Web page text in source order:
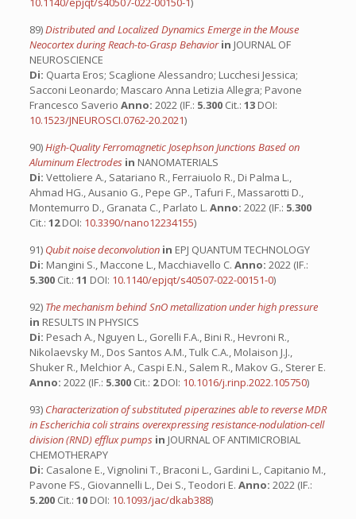
89)Distributed and Localized Dynamics Emerge in the Mouse
Neocortex during Reach-to-Grasp Behaviorin JOURNAL OF
NEUROSCIENCE
Di: Quarta Eros; Scaglione Alessandro; Lucchesi Jessica;
Sacconi Leonardo; Mascaro Anna Letizia Allegra; Pavone
Francesco Saverio Anno: 2022 (IF.: 5.300 Cit.: 13 DOI:
10.1523/JNEUROSCI.0762-20.2021)
90)High-Quality Ferromagnetic Josephson Junctions Based on
Aluminum Electrodes in NANOMATERIALS
Di: Vettoliere A., Satariano R., Ferraiuolo R., Di Palma L.,
Ahmad HG., Ausanio G., Pepe GP., Tafuri F., Massarotti D.,
Montemurro D., Granata C., Parlato L. Anno: 2022 (IF.: 5.300
Cit.: 12DOI: 10.3390/nano12234155)
91) Qubit noise deconvolution in EPJ QUANTUM TECHNOLOGY
Di: Mangini S., Maccone L., Macchiavello C. Anno: 2022 (IF.:
5.300 Cit.: 11 DOI: 10.1140/epjqt/s40507-022-00151-0)
92) The mechanism behind SnO metallization under high pressure
in RESULTS IN PHYSICS
Di: Pesach A., Nguyen L., Gorelli F.A., Bini R., Hevroni R.,
Nikolaevsky M., Dos Santos A.M., Tulk C.A., Molaison J.J.,
Shuker R., Melchior A., Caspi E.N., Salem R., Makov G., Sterer E.
Anno: 2022 (IF.: 5.300 Cit.: 2DOI: 10.1016/j.rinp.2022.105750)
93) Characterization of substituted piperazines able to reverse MDR
in Escherichia coli strains overexpressing resistance-nodulation-cell
division (RND) efflux pumps in JOURNAL OF ANTIMICROBIAL
CHEMOTHERAPY
Di: Casalone E., Vignolini T., Braconi L., Gardini L., Capitanio M.,
Pavone FS., Giovannelli L., Dei S., Teodori E. Anno: 2022 (IF.:
5.200 Cit.: 10 DOI: 10.1093/jac/dkab388)